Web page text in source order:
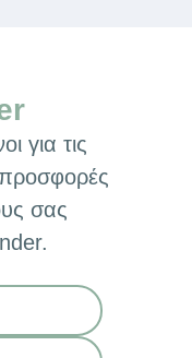
για τις
προσφορές
σας